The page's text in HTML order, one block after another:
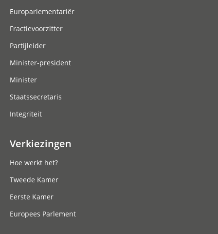
Europarlementariër
Fractievoorzitter
Partijleider
Minister-president
Minister
Staatssecretaris
Integriteit
Verkiezingen
Hoe werkt het?
Tweede Kamer
Eerste Kamer
Europees Parlement